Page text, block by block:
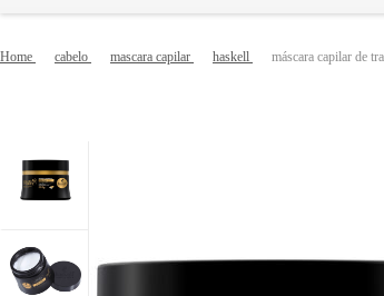
Home cabelo mascara capilar haskell máscara capilar de